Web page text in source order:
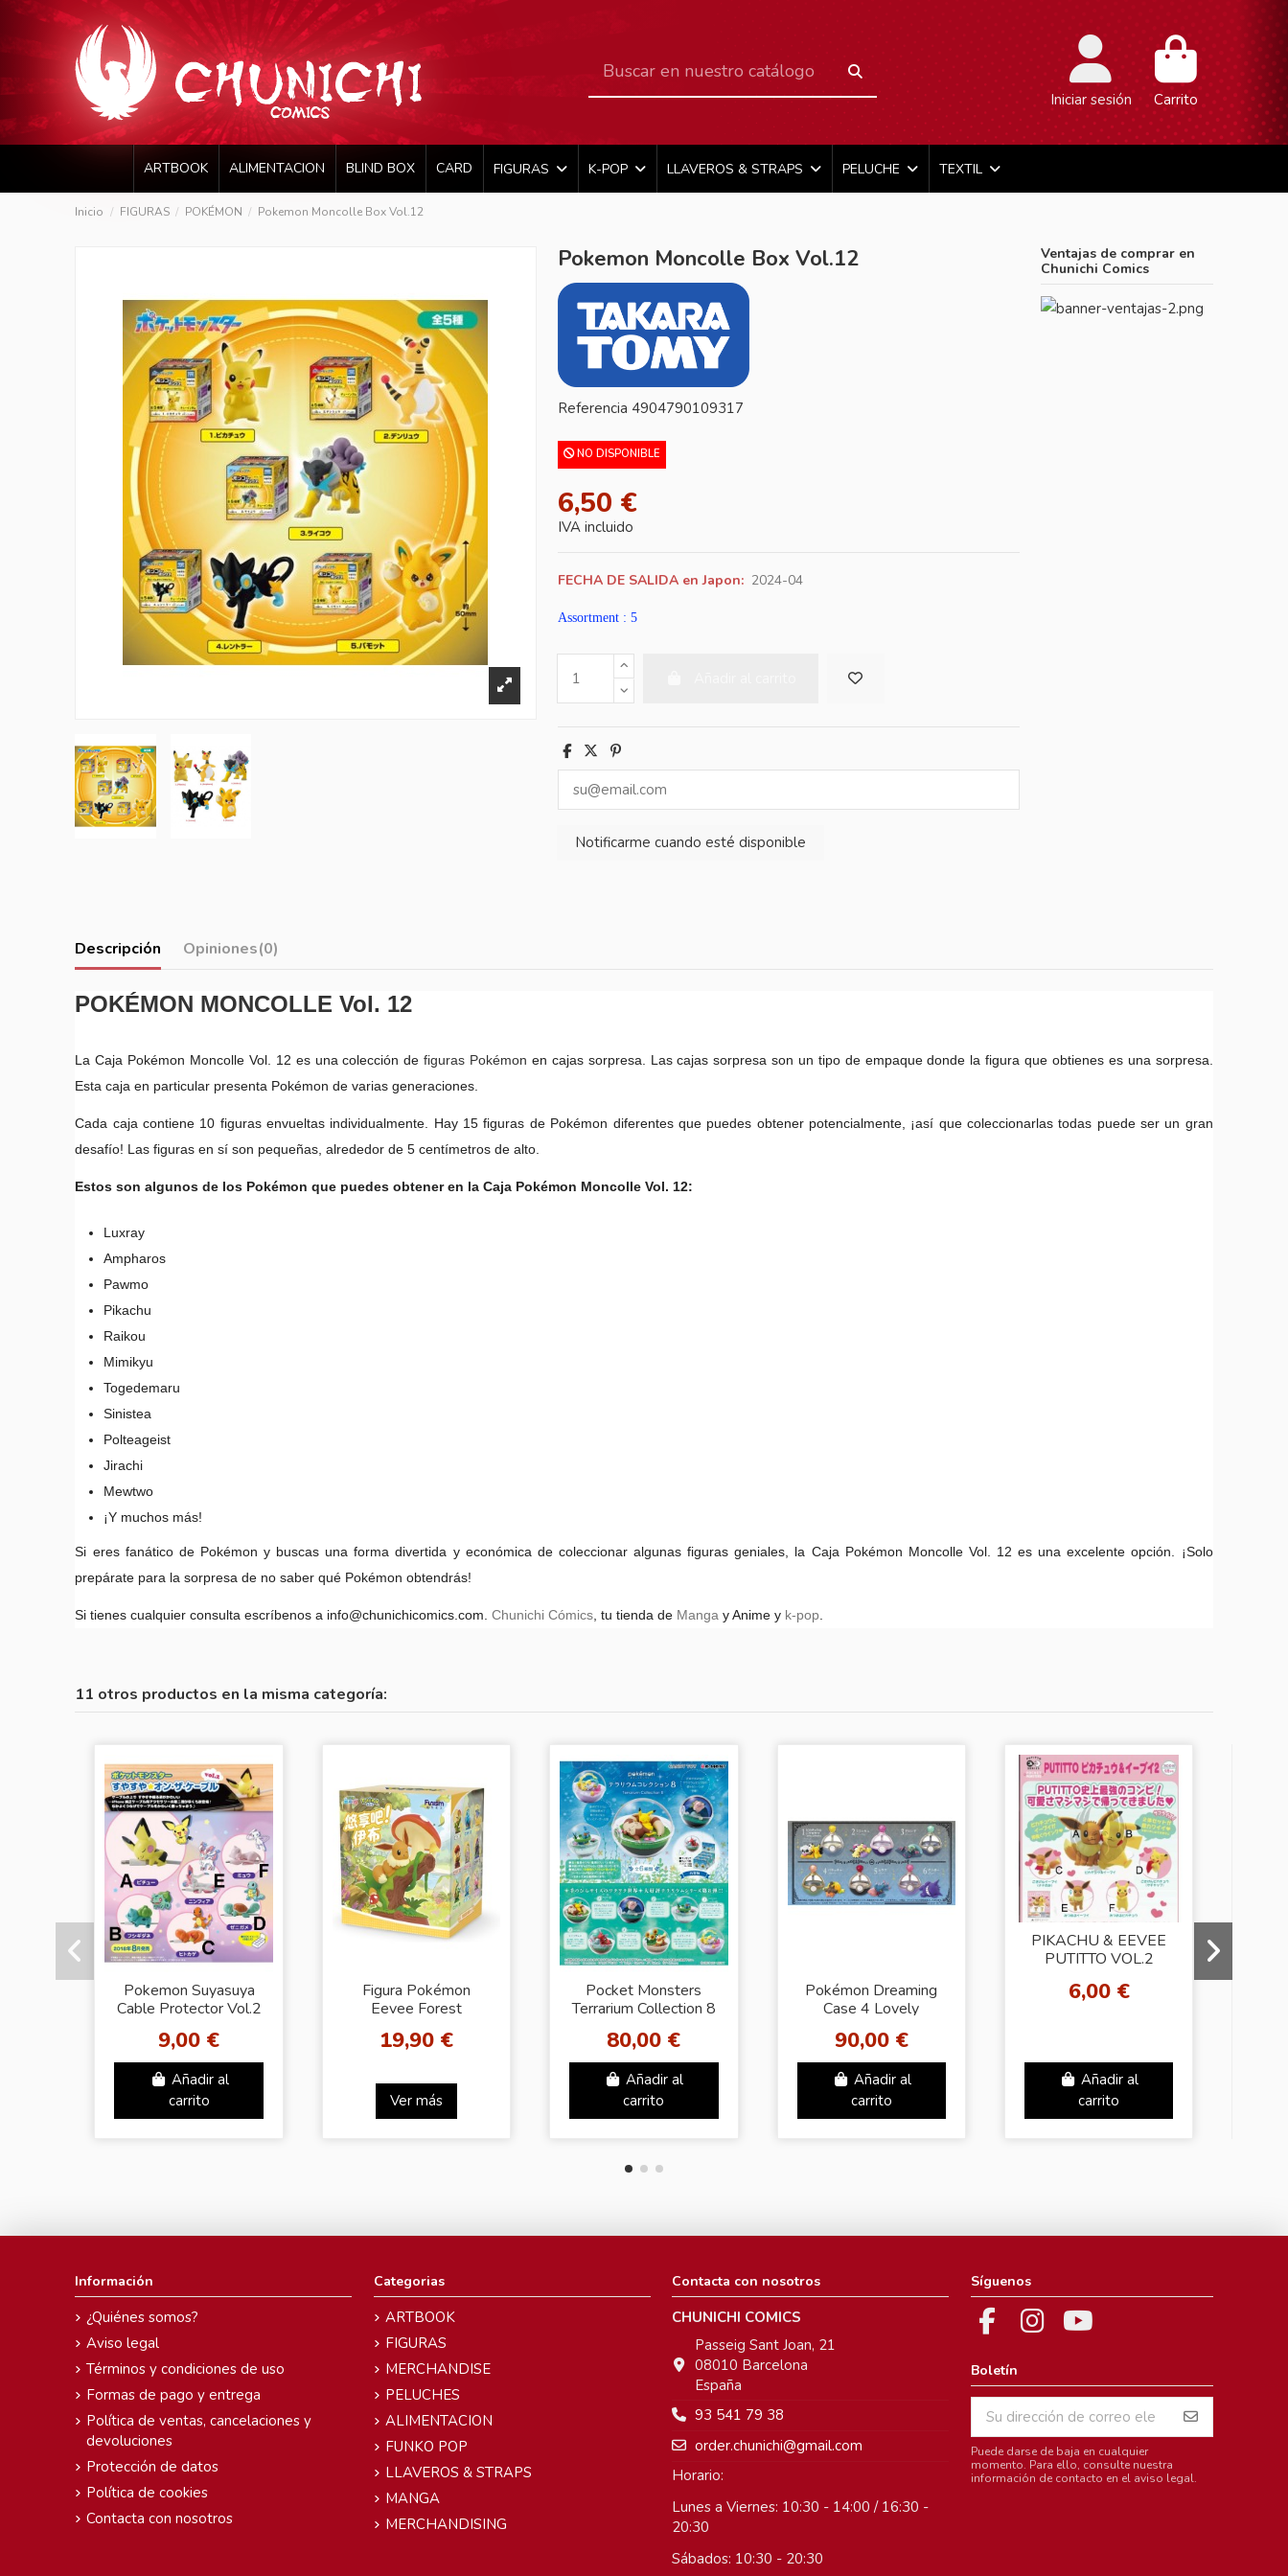
Iniciar sesión Carrito
ARTBOOK ALIMENTACION BLIND BOX CARD FIGURAS K-POP LLAVEROS & STRAPS PELUCHE TEXTIL
Inicio FIGURAS POKÉMON Pokemon Moncolle Box Vol.12
Pokemon Moncolle Box Vol.12
Referencia 4904790109317
NO DISPONIBLE
6,50 €
IVA incluido
FECHA DE SALIDA en Japon: 2024-04
Assortment : 5
Ventajas de comprar en
Chunichi Comics
Descripción Opiniones(0)
POKÉMON MONCOLLE Vol. 12
La Caja Pokémon Moncolle Vol. 12 es una colección defiguras Pokémon en cajas sorpresa. Las cajas sorpresa son un tipo de empaque donde la figura que obtienes es una sorpresa.
Esta caja en particular presenta Pokémon de varias generaciones.
Cada caja contiene 10 figuras envueltas individualmente. Hay 15 figuras de Pokémon diferentes que puedes obtener potencialmente, ¡así que coleccionarlas todas puede ser un gran
desafío! Las figuras en sí son pequeñas, alrededor de 5 centímetros de alto.
Estos son algunos de los Pokémon que puedes obtener en la Caja Pokémon Moncolle Vol. 12:
Luxray
Ampharos
Pawmo
Pikachu
Raikou
Mimikyu
Togedemaru
Sinistea
Polteageist
Jirachi
Mewtwo
¡Y muchos más!
Si eres fanático de Pokémon y buscas una forma divertida y económica de coleccionar algunas figuras geniales, la Caja Pokémon Moncolle Vol. 12 es una excelente opción. ¡Solo
prepárate para la sorpresa de no saber qué Pokémon obtendrás!
Si tienes cualquier consulta escríbenos a info@chunichicomics.com.Chunichi Cómics, tu tienda de Manga y Anime y k-pop.
11 otros productos en la misma categoría:
Pokemon Suyasuya
Cable Protector Vol.2
9,00 €
Añadir al
carrito
Figura Pokémon
Eevee Forest
Blind Box
19,90 €
Ver más
Pocket Monsters
Terrarium Collection 8
80,00 €
Añadir al
carrito
Pokémon Dreaming
Case 4 Lovely
(Colección Completa)
90,00 €
Añadir al
carrito
PIKACHU & EEVEE
PUTITTO VOL.2
6,00 €
Añadir al
carrito
Información
¿Quiénes somos?
Aviso legal
Términos y condiciones de uso
Formas de pago y entrega
Política de ventas, cancelaciones y
devoluciones
Protección de datos
Política de cookies
Contacta con nosotros
Categorias
ARTBOOK
FIGURAS
MERCHANDISE
PELUCHES
ALIMENTACION
FUNKO POP
LLAVEROS & STRAPS
MANGA
MERCHANDISING
Contacta con nosotros
CHUNICHI COMICS
Passeig Sant Joan, 21
08010 Barcelona
España
93 541 79 38
order.chunichi@gmail.com
Horario:
Lunes a Viernes: 10:30 - 14:00 / 16:30 -
20:30
Sábados: 10:30 - 20:30
Síguenos
Boletín
Puede darse de baja en cualquier
momento. Para ello, consulte nuestra
información de contacto en el aviso legal.